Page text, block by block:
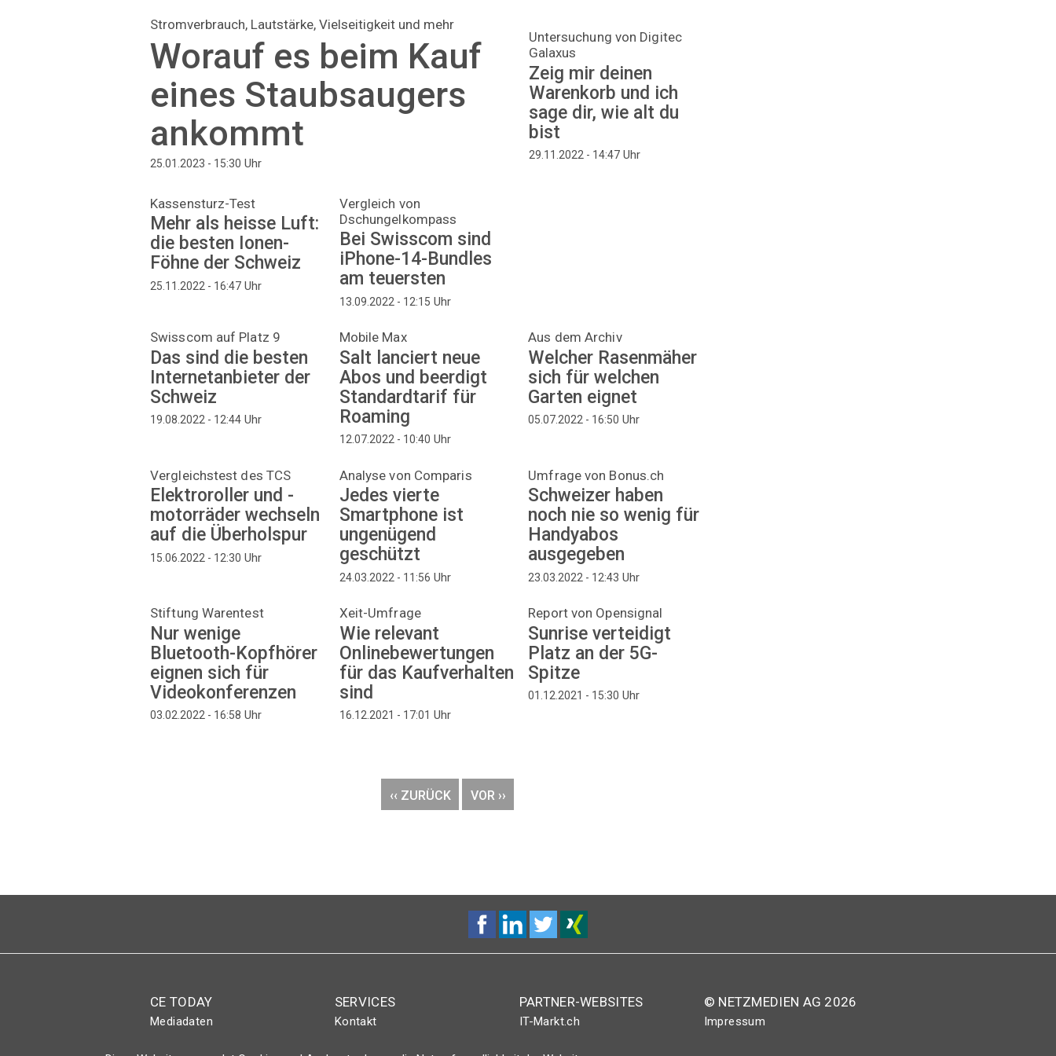
Stromverbrauch, Lautstärke, Vielseitigkeit und mehr
Worauf es beim Kauf
eines Staubsaugers
ankommt
25.01.2023 - 15:30 Uhr
Untersuchung von Digitec
Galaxus
Zeig mir deinen
Warenkorb und ich
sage dir, wie alt du
bist
29.11.2022 - 14:47Uhr
Kassensturz-Test
Mehr als heisse Luft:
die besten Ionen-
Föhne der Schweiz
25.11.2022 - 16:47 Uhr
Vergleich von
Dschungelkompass
Bei Swisscom sind
iPhone-14-Bundles
am teuersten
13.09.2022 - 12:15 Uhr
Swisscom auf Platz 9
Das sind die besten
Internetanbieter der
Schweiz
19.08.2022 - 12:44 Uhr
Mobile Max
Salt lanciert neue
Abos und beerdigt
Standardtarif für
Roaming
12.07.2022 - 10:40 Uhr
Aus dem Archiv
Welcher Rasenmäher
sich für welchen
Garten eignet
05.07.2022 - 16:50 Uhr
Vergleichstest des TCS
Elektroroller und -
motorräder wechseln
auf die Überholspur
15.06.2022 - 12:30 Uhr
Analyse von Comparis
Jedes vierte
Smartphone ist
ungenügend
geschützt
24.03.2022 - 11:56 Uhr
Umfrage von Bonus.ch
Schweizer haben
noch nie so wenig für
Handyabos
ausgegeben
23.03.2022 - 12:43 Uhr
Stiftung Warentest
Nur wenige
Bluetooth-Kopfhörer
eignen sich für
Videokonferenzen
03.02.2022 - 16:58 Uhr
Xeit-Umfrage
Wie relevant
Onlinebewertungen
für das Kaufverhalten
sind
16.12.2021 - 17:01 Uhr
Report von Opensignal
Sunrise verteidigt
Platz an der 5G-
Spitze
01.12.2021 - 15:30 Uhr
VORHERIGE
‹‹ ZURÜCK
NÄCHSTE
VOR ››
CE TODAY
Mediadaten
SERVICES
Kontakt
PARTNER-WEBSITES
IT-Markt.ch
© NETZMEDIEN AG 2026
Impressum